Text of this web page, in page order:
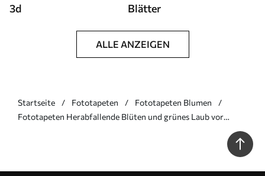
3d Blätter
ALLE ANZEIGEN
Startseite Fototapeten
Fototapeten Blumen
Fototapeten Herabfallende Blüten und grünes Laub vor